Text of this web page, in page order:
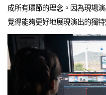
成所有環節的理念。因為現場
覺得能夠更好地展現演出的獨